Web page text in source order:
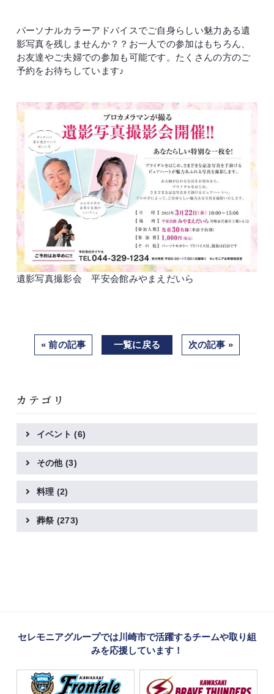
パーソナルカラーアドバイスでご自身らしい魅力ある遺
影写真を残しませんか？？お一人での参加はもちろん、
お友達やご夫婦での参加も可能です。たくさんの方のご
予約をお待ちしています♪
遺影写真撮影会 平安会館みやまえだいら
« 前の記事 一覧に戻る 次の記事 »
カテゴリ
イベント(6)
その他(3)
料理 (2)
葬祭 (273)
セレモニアグループでは川崎市で活躍するチームや取り組
みを応援しています！